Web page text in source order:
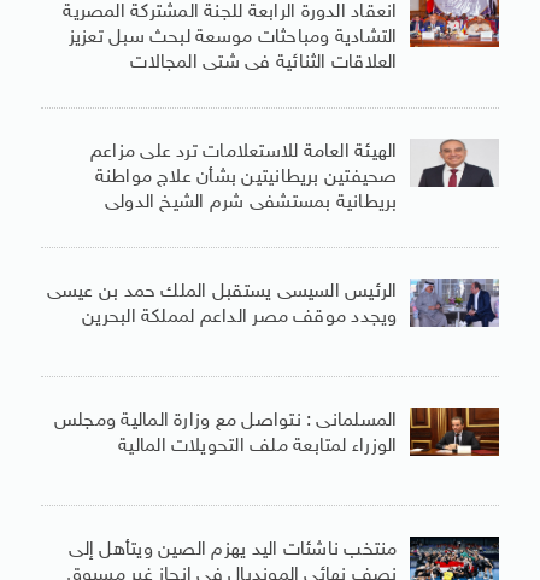
انعقاد الدورة الرابعة للجنة المشتركة المصرية
التشادية ومباحثات موسعة لبحث سبل تعزيز
العلاقات الثنائية فى شتى المجالات
الهيئة العامة للاستعلامات ترد على مزاعم
صحيفتين بريطانيتين بشأن علاج مواطنة
بريطانية بمستشفى شرم الشيخ الدولى
الرئيس السيسى يستقبل الملك حمد بن عيسى
ويجدد موقف مصر الداعم لمملكة البحرين
المسلمانى : نتواصل مع وزارة المالية ومجلس
الوزراء لمتابعة ملف التحويلات المالية
منتخب ناشئات اليد يهزم الصين ويتأهل إلى